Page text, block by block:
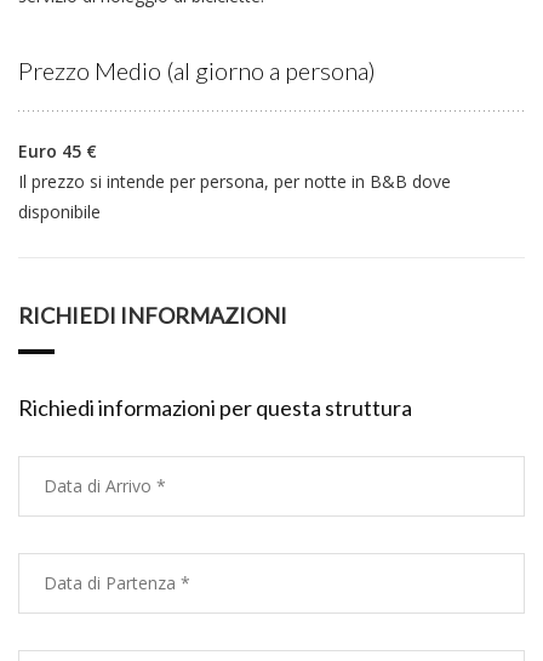
Prezzo Medio (al giorno a persona)
Euro 45 €
Il prezzo si intende per persona, per notte in B&B dove
disponibile
RICHIEDI INFORMAZIONI
Richiedi informazioni per questa struttura